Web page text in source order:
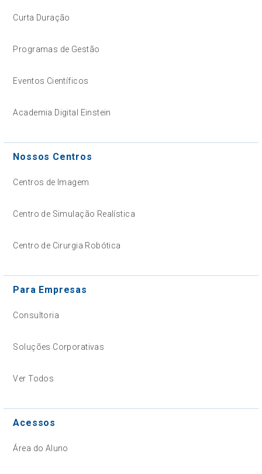
Curta Duração
Programas de Gestão
Eventos Científicos
Academia Digital Einstein
Nossos Centros
Centros de Imagem
Centro de Simulação Realística
Centro de Cirurgia Robótica
Para Empresas
Consultoria
Soluções Corporativas
Ver Todos
Acessos
Área do Aluno